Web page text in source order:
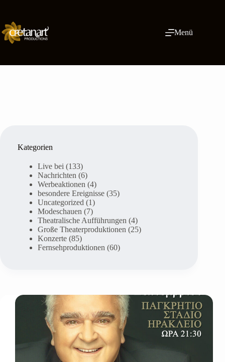
springen
Menü
Kategorien
Live bei (133)
Nachrichten (6)
Werbeaktionen (4)
besondere Ereignisse (35)
Uncategorized (1)
Modeschauen (7)
Theatralische Aufführungen (4)
Große Theaterproduktionen (25)
Konzerte (85)
Fernsehproduktionen (60)